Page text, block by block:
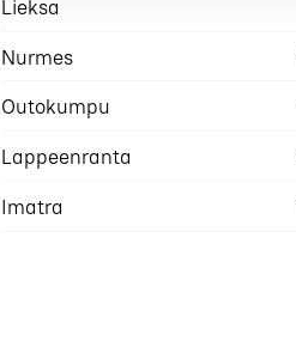
Lieksa
Nurmes
Outokumpu
Lappeenranta
Imatra